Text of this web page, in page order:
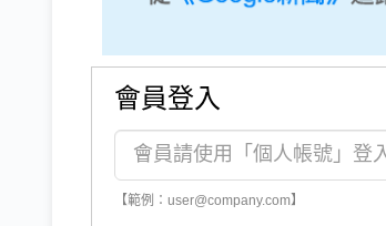
會員登入
【範例：user@company.com】